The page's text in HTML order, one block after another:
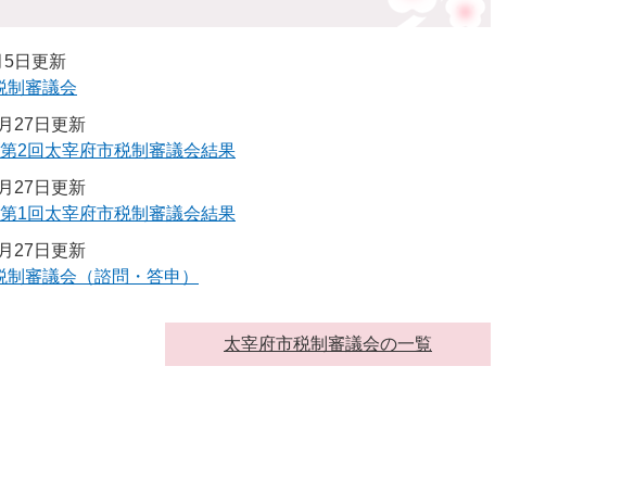
5日更新
制審議会
27日更新
2回太宰府市税制審議会結果
27日更新
1回太宰府市税制審議会結果
27日更新
制審議会（諮問・答申）
太宰府市税制審議会の一覧